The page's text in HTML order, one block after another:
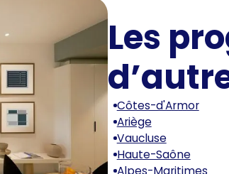
Les
Côtes-d'Armor
Ariège
Vaucluse
Haute-Saône
Alpes-Maritimes